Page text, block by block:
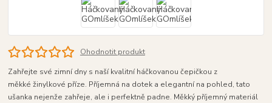
Ohodnotit produkt
Zahřejte své zimní dny s naší kvalitní háčkovanou čepičkou z
měkké žinylkové příze. Příjemná na dotek a elegantní na pohled, tato
ušanka nejenže zahřeje, ale i perfektně padne. Měkký příjemný materiál